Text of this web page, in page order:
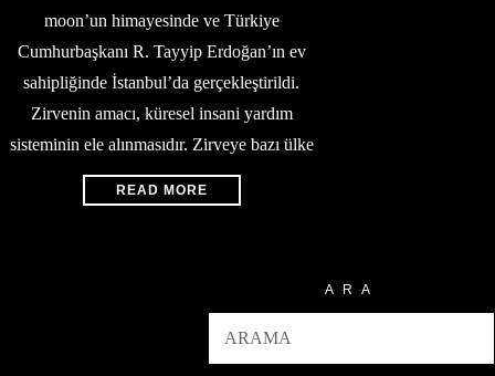
moon’un himayesinde ve Türkiye
Cumhurbaşkanı R. Tayyip Erdoğan’ın ev
sahipliğinde İstanbul’da gerçekleştirildi.
Zirvenin amacı, küresel insani yardım
sisteminin ele alınmasıdır. Zirveye bazı ülke
READ MORE
ARA